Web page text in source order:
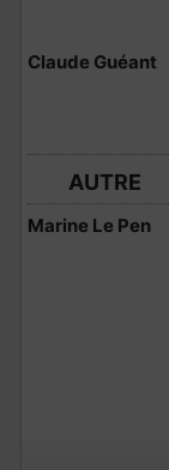
Claude Guéant
AUTRE
Marine Le Pen